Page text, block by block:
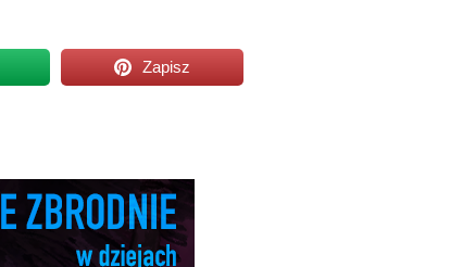
Zapisz